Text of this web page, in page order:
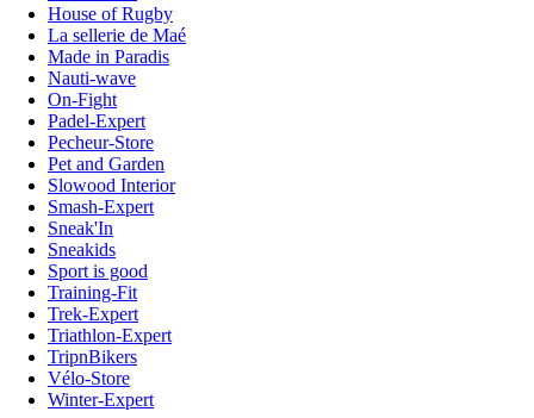
House of Rugby
La sellerie de Maé
Made in Paradis
Nauti-wave
On-Fight
Padel-Expert
Pecheur-Store
Pet and Garden
Slowood Interior
Smash-Expert
Sneak'In
Sneakids
Sport is good
Training-Fit
Trek-Expert
Triathlon-Expert
TripnBikers
Vélo-Store
Winter-Expert